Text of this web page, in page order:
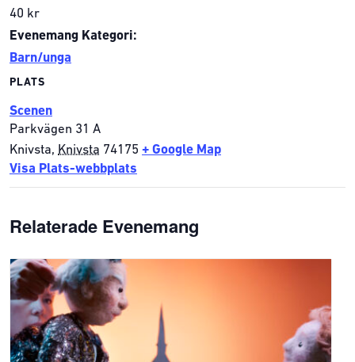
40 kr
Evenemang Kategori:
Barn/unga
PLATS
Scenen
Parkvägen 31 A
Knivsta, Knivsta 74175 + Google Map
Visa Plats-webbplats
Relaterade Evenemang